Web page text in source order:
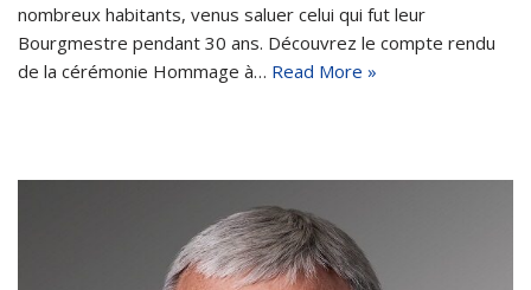
nombreux habitants, venus saluer celui qui fut leur
Bourgmestre pendant 30 ans. Découvrez le compte rendu
de la cérémonie Hommage à… Read More »